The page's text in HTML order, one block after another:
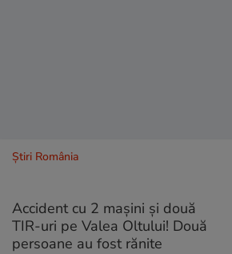
Știri România
Accident cu 2 mașini și două
TIR-uri pe Valea Oltului! Două
persoane au fost rănite